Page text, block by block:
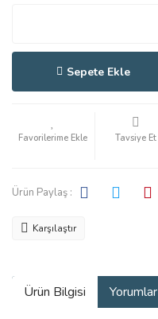
Sepete Ekle
Tavsiye Et
Ürün Paylaş :
Karşılaştır
Ürün Bilgisi Yorumlar